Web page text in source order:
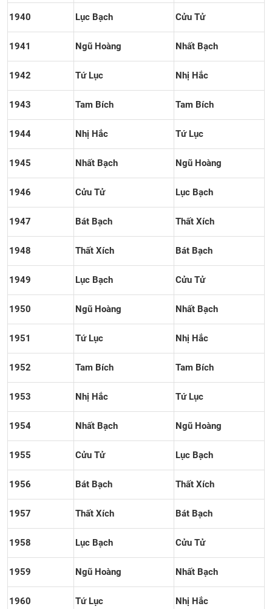
1940 Lục Bạch Cửu Tử
1941 Ngũ Hoàng Nhất Bạch
1942 Tứ Lục Nhị Hắc
1943 Tam Bích Tam Bích
1944 Nhị Hắc Tứ Lục
1945 Nhất Bạch Ngũ Hoàng
1946 Cửu Tử Lục Bạch
1947 Bát Bạch Thất Xích
1948 Thất Xích Bát Bạch
1949 Lục Bạch Cửu Tử
1950 Ngũ Hoàng Nhất Bạch
1951 Tứ Lục Nhị Hắc
1952 Tam Bích Tam Bích
1953 Nhị Hắc Tứ Lục
1954 Nhất Bạch Ngũ Hoàng
1955 Cửu Tử Lục Bạch
1956 Bát Bạch Thất Xích
1957 Thất Xích Bát Bạch
1958 Lục Bạch Cửu Tử
1959 Ngũ Hoàng Nhất Bạch
1960 Tứ Lục Nhị Hắc